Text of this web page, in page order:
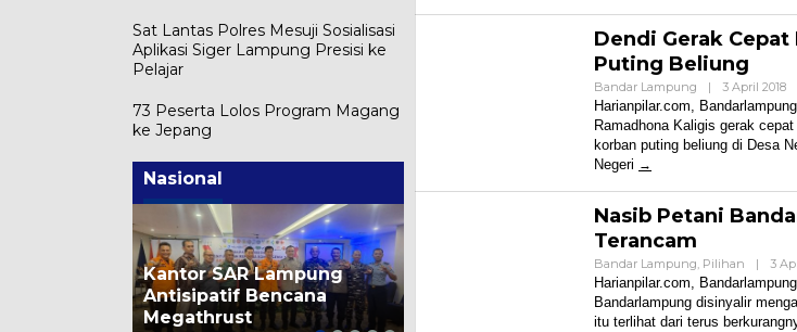
Sat Lantas Polres Mesuji Sosialisasi
Aplikasi Siger Lampung Presisi ke
Pelajar
73 Peserta Lolos Program Magang
ke Jepang
Nasional
Kantor SAR Lampung
Antisipatif Bencana
Megathrust
Pemerintah Diminta
Transfer ke Daerah
Jarnas
Dendi Gerak Cepat
Puting Beliung
Bandar Lampung | 3 April 2018
Harianpilar.com,
Ramadhona Kaligis gerak
korban puting beliung di Desa
Negeri
Nasib Petani
Terancam
Bandar Lampung, Pilihan | 3
Harianpilar.com,
Bandarlampung disinyalir
itu terlihat dari terus